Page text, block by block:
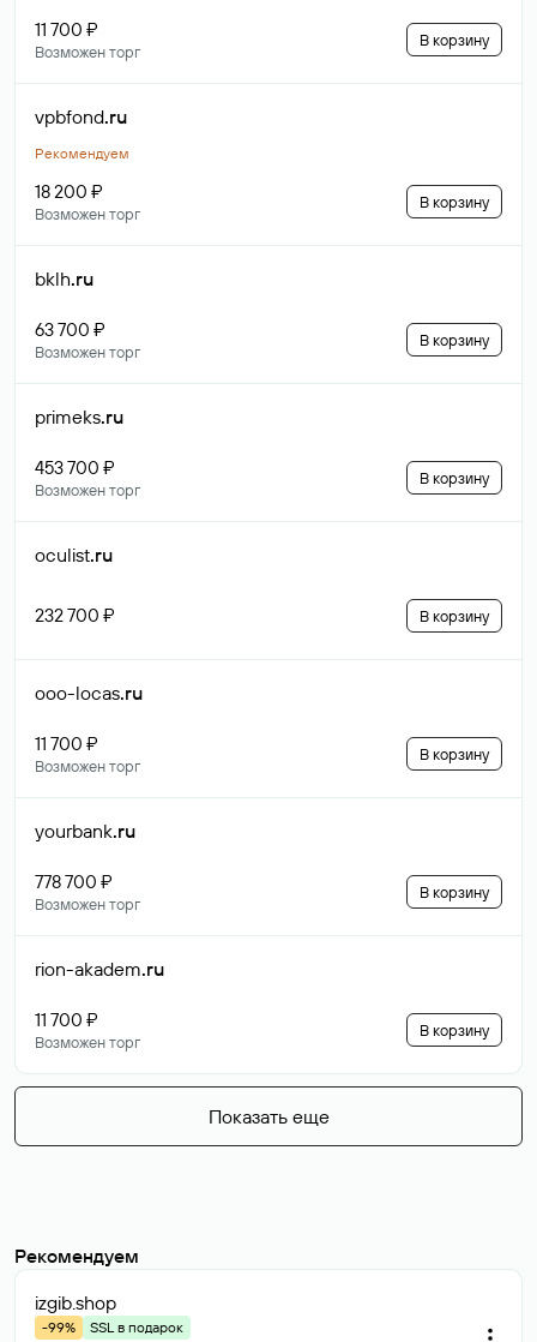
11 700 ₽
Возможен торг
В корзину
vpbfond.ru
Рекомендуем
18 200 ₽
Возможен торг
В корзину
bklh.ru
63 700 ₽
Возможен торг
В корзину
primeks.ru
453 700 ₽
Возможен торг
В корзину
oculist.ru
232 700 ₽ В корзину
ooo-locas.ru
11 700 ₽
Возможен торг
В корзину
yourbank.ru
778 700 ₽
Возможен торг
В корзину
rion-akadem.ru
11 700 ₽
Возможен торг
В корзину
Показать еще
Рекомендуем
izgib.shop
-99%
SSL в подарок